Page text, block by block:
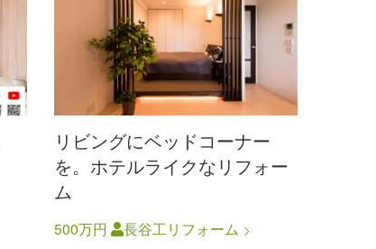
リビングにベッドコーナー
を。ホテルライクなリフォー
ム
500万円 長谷工リフォーム